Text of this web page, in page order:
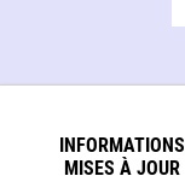
INFORMATIONS
MISES À JOUR